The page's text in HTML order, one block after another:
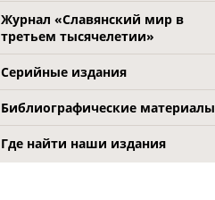
Журнал «Славянский мир в
третьем тысячелетии»
Серийные издания
Библиографические материалы
Где найти наши издания